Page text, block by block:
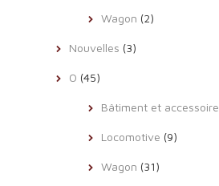
Wagon (2)
Nouvelles (3)
O (45)
Bâtiment et accessoire
Locomotive (9)
Wagon (31)